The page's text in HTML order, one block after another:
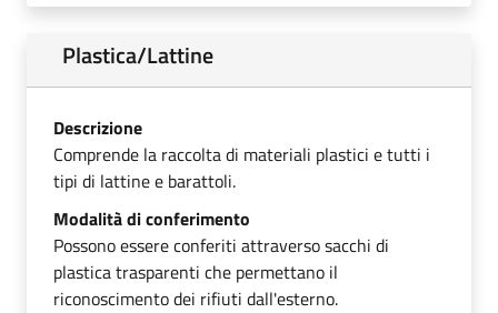
Plastica/Lattine
Descrizione
Comprende la raccolta di materiali plastici e tutti i
tipi di lattine e barattoli.
Modalità di conferimento
Possono essere conferiti attraverso sacchi di
plastica trasparenti che permettano il
riconoscimento dei rifiuti dall'esterno.